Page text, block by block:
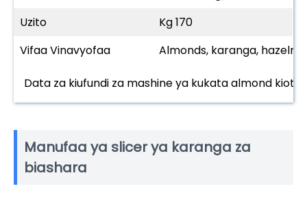
Uzito
Kg 170
Vifaa Vinavyofaa
Almonds, karanga,
Data za kiufundi za mashine ya kukata almond
Manufaa ya slicer ya karanga za
biashara